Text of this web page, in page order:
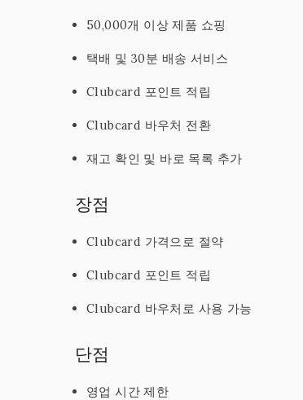
50,000개 이상 제품 쇼핑
택배 및 30분 배송 서비스
Clubcard 포인트 적립
Clubcard 바우처 전환
재고 확인 및 바로 목록 추가
장점
Clubcard 가격으로 절약
Clubcard 포인트 적립
Clubcard 바우처로 사용 가능
단점
영업 시간 제한